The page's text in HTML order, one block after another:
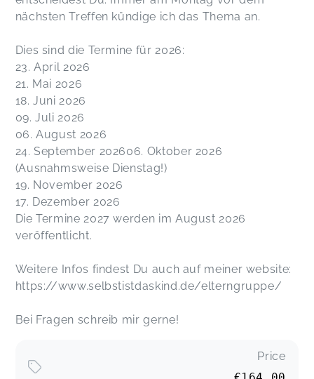
nächsten Treffen kündige ich das Thema an.
Dies sind die Termine für 2026:
23. April 2026
21. Mai 2026
18. Juni 2026
09. Juli 2026
06. August 2026
24. September 202606. Oktober 2026
(Ausnahmsweise Dienstag!)
19. November 2026
17. Dezember 2026
Die Termine 2027 werden im August 2026
veröffentlicht.
Weitere Infos findest Du auch auf meiner website:
https://www.selbstistdaskind.de/elterngruppe/
Bei Fragen schreib mir gerne!
Price